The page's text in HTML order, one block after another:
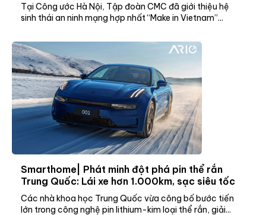
Tại Công ước Hà Nội, Tập đoàn CMC đã giới thiệu hệ
sinh thái an ninh mạng hợp nhất “Make in Vietnam”...
Smarthome| Phát minh đột phá pin thể rắn
Trung Quốc: Lái xe hơn 1.000km, sạc siêu tốc
Các nhà khoa học Trung Quốc vừa công bố bước tiến
lớn trong công nghệ pin lithium-kim loại thể rắn, giải...